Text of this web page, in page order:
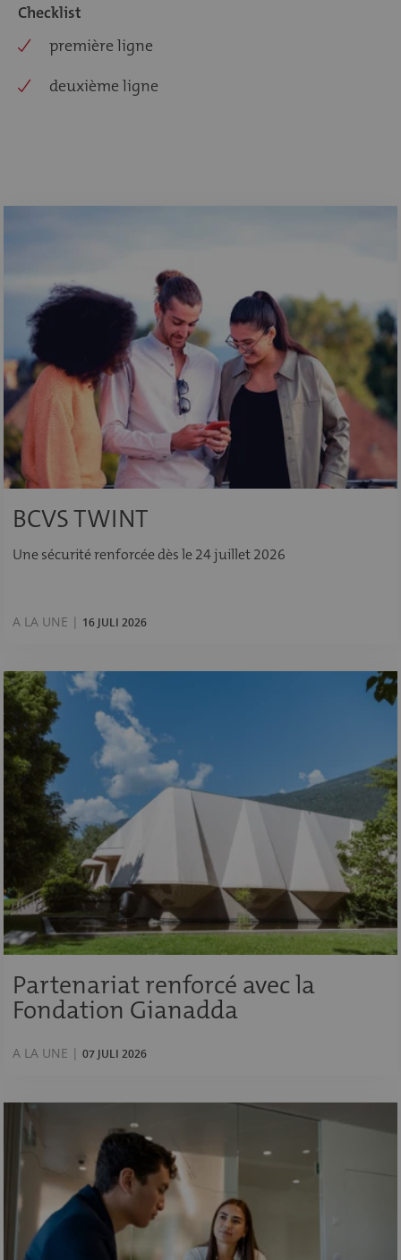
Checklist
première ligne
deuxième ligne
BCVS TWINT
Une sécurité renforcée dès le 24 juillet 2026
A LA UNE | 16 JULI 2026
Partenariat renforcé avec la
Fondation Gianadda
A LA UNE | 07 JULI 2026